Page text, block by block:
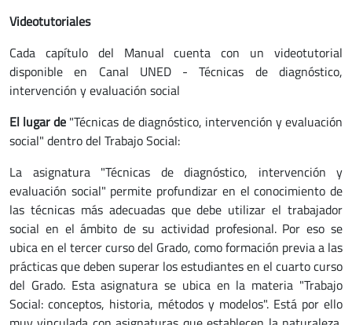
Videotutoriales
Cada capítulo del Manual cuenta con un videotutorial
disponible en Canal UNED - Técnicas de diagnóstico,
intervención y evaluación social
El lugar de "Técnicas de diagnóstico, intervención y evaluación
social" dentro del Trabajo Social:
La asignatura "Técnicas de diagnóstico, intervención y
evaluación social" permite profundizar en el conocimiento de
las técnicas más adecuadas que debe utilizar el trabajador
social en el ámbito de su actividad profesional. Por eso se
ubica en el tercer curso del Grado, como formación previa a las
prácticas que deben superar los estudiantes en el cuarto curso
del Grado. Esta asignatura se ubica en la materia "Trabajo
Social: conceptos, historia, métodos y modelos". Está por ello